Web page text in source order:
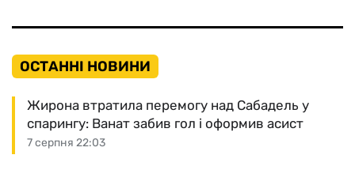
ОСТАННІ НОВИНИ
7 серпня 22:03
Жирона втратила перемогу над Сабадель у
спарингу: Ванат забив гол і оформив асист